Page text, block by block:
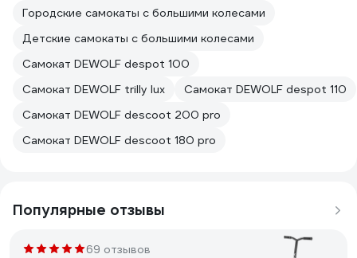
Городские самокаты с большими колесами
Детские самокаты с большими колесами
Самокат DEWOLF despot 100
Самокат DEWOLF trilly lux
Самокат DEWOLF despot 110
Самокат DEWOLF descoot 200 pro
Самокат DEWOLF descoot 180 pro
Популярные отзывы
69 отзывов